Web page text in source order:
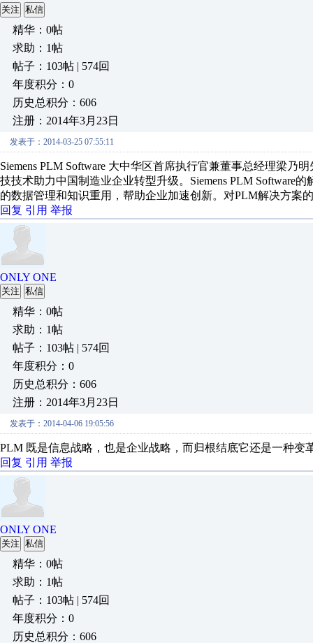
关注 私信
精华：0帖
求助：1帖
帖子：103帖 | 574回
年度积分：0
历史总积分：606
注册：2014年3月23日
发表于：2014-03-25 07:55:11
Siemens PLM Software 大中华区首席执行官兼董事总经理梁
技技术助力中国制造业企业转型升级。Siemens PLM Software
的数据管理和知识重用，帮助企业加速创新。对PLM解决方案
回复 引用 举报
ONLY ONE
关注 私信
精华：0帖
求助：1帖
帖子：103帖 | 574回
年度积分：0
历史总积分：606
注册：2014年3月23日
发表于：2014-04-06 19:05:56
PLM 既是信息战略，也是企业战略，而归根结底它还是一种变
回复 引用 举报
ONLY ONE
关注 私信
精华：0帖
求助：1帖
帖子：103帖 | 574回
年度积分：0
历史总积分：606